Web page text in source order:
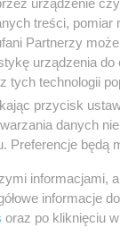
Skiberowski.
robią
treści, pomiar
Partnerzy
urządzenia
tych technologii
przycisk
danych
Preferencje będą
informacjami,
informacje
oraz po kliknięciu w